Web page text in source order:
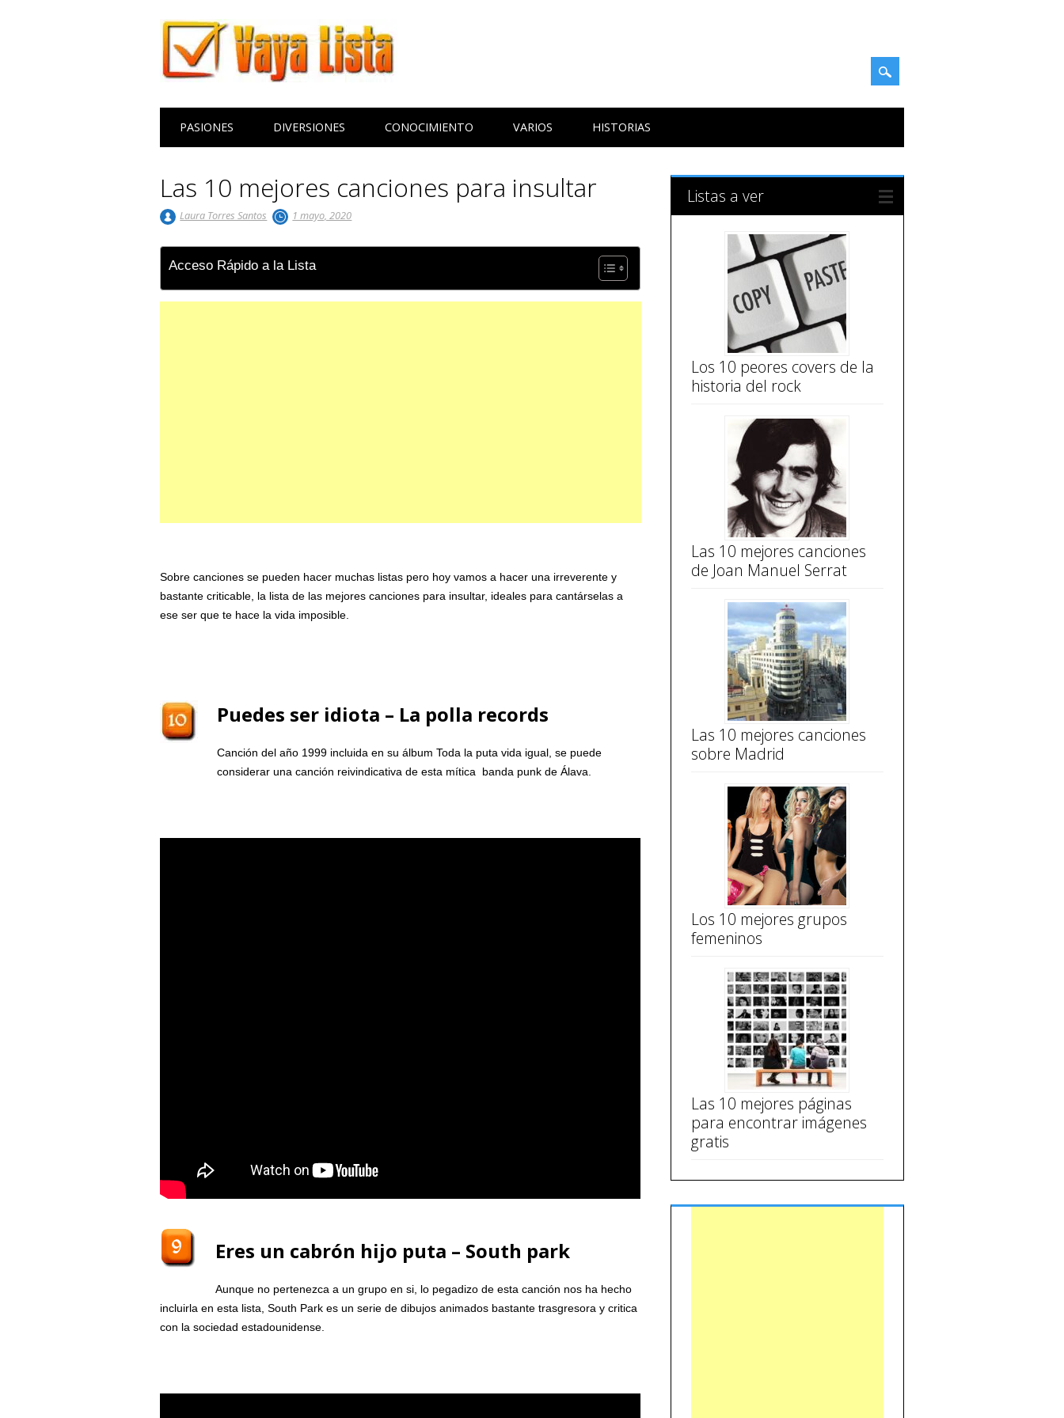
Menú principal
PASIONES DIVERSIONES CONOCIMIENTO VARIOS HISTORIAS
Las 10 mejores canciones para insultar
Laura Torres Santos 1 mayo, 2020
Acceso Rápido a la Lista
Sobre canciones se pueden hacer muchas listas pero hoy vamos a hacer una irreverente y
bastante criticable, la lista de las mejores canciones para insultar, ideales para cantárselas a
ese ser que te hace la vida imposible.
Puedes ser idiota – La polla records
Canción del año 1999 incluida en su álbum Toda la puta vida igual, se puede
considerar una canción reivindicativa de esta mítica banda punk de Álava.
Eres un cabrón hijo puta – South park
Aunque no pertenezca a un grupo en si, lo pegadizo de esta canción nos ha hecho
incluirla en esta lista, South Park es un serie de dibujos animados bastante trasgresora y critica
con la sociedad estadounidense.
Listas a ver
Los 10 peores covers de la
historia del rock
Las 10 mejores canciones
de Joan Manuel Serrat
Las 10 mejores canciones
sobre Madrid
Los 10 mejores grupos
femeninos
Las 10 mejores páginas
para encontrar imágenes
gratis